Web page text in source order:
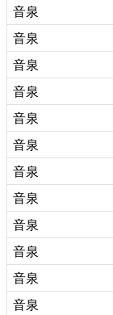
音泉
音泉
音泉
音泉
音泉
音泉
音泉
音泉
音泉
音泉
音泉
音泉